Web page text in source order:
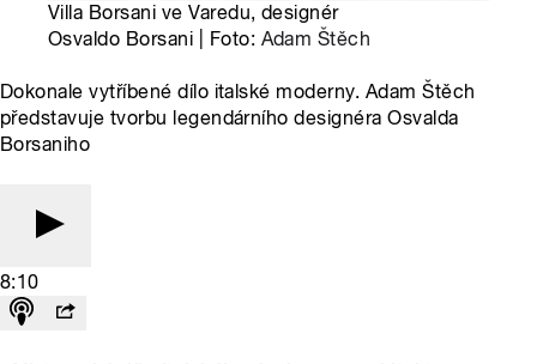
Villa Borsani ve Varedu, designér
Osvaldo Borsani | Foto: Adam Štěch
Dokonale vytříbené dílo italské moderny. Adam Štěch
představuje tvorbu legendárního designéra Osvalda
Borsaniho
8:10